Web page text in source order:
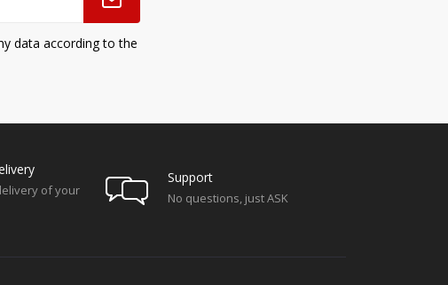
data according to the
of your
Support
No questions, just ASK